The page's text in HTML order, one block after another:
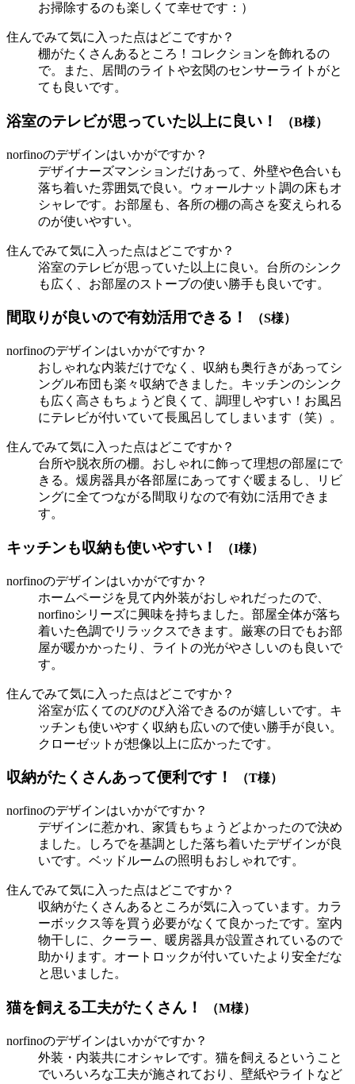
お掃除するのも楽しくて幸せです：）
住んでみて気に入った点はどこですか？
棚がたくさんあるところ！コレクションを飾れるの
で。また、居間のライトや玄関のセンサーライトがと
ても良いです。
浴室のテレビが思っていた以上に良い！ （B様）
norfinoのデザインはいかがですか？
デザイナーズマンションだけあって、外壁や色合いも
落ち着いた雰囲気で良い。ウォールナット調の床もオ
シャレです。お部屋も、各所の棚の高さを変えられる
のが使いやすい。
住んでみて気に入った点はどこですか？
浴室のテレビが思っていた以上に良い。台所のシンク
も広く、お部屋のストーブの使い勝手も良いです。
間取りが良いので有効活用できる！ （S様）
norfinoのデザインはいかがですか？
おしゃれな内装だけでなく、収納も奥行きがあってシ
ングル布団も楽々収納できました。キッチンのシンク
も広く高さもちょうど良くて、調理しやすい！お風呂
にテレビが付いていて長風呂してしまいます（笑）。
住んでみて気に入った点はどこですか？
台所や脱衣所の棚。おしゃれに飾って理想の部屋にで
きる。煖房器具が各部屋にあってすぐ暖まるし、リビ
ングに全てつながる間取りなので有効に活用できま
す。
キッチンも収納も使いやすい！ （I様）
norfinoのデザインはいかがですか？
ホームページを見て内外装がおしゃれだったので、
norfinoシリーズに興味を持ちました。部屋全体が落ち
着いた色調でリラックスできます。厳寒の日でもお部
屋が暖かかったり、ライトの光がやさしいのも良いで
す。
住んでみて気に入った点はどこですか？
浴室が広くてのびのび入浴できるのが嬉しいです。キ
ッチンも使いやすく収納も広いので使い勝手が良い。
クローゼットが想像以上に広かったです。
収納がたくさんあって便利です！ （T様）
norfinoのデザインはいかがですか？
デザインに惹かれ、家賃もちょうどよかったので決め
ました。しろでを基調とした落ち着いたデザインが良
いです。ベッドルームの照明もおしゃれです。
住んでみて気に入った点はどこですか？
収納がたくさんあるところが気に入っています。カラ
ーボックス等を買う必要がなくて良かったです。室内
物干しに、クーラー、暖房器具が設置されているので
助かります。オートロックが付いていたより安全だな
と思いました。
猫を飼える工夫がたくさん！ （M様）
norfinoのデザインはいかがですか？
外装・内装共にオシャレです。猫を飼えるということ
でいろいろな工夫が施されており、壁紙やライトなど